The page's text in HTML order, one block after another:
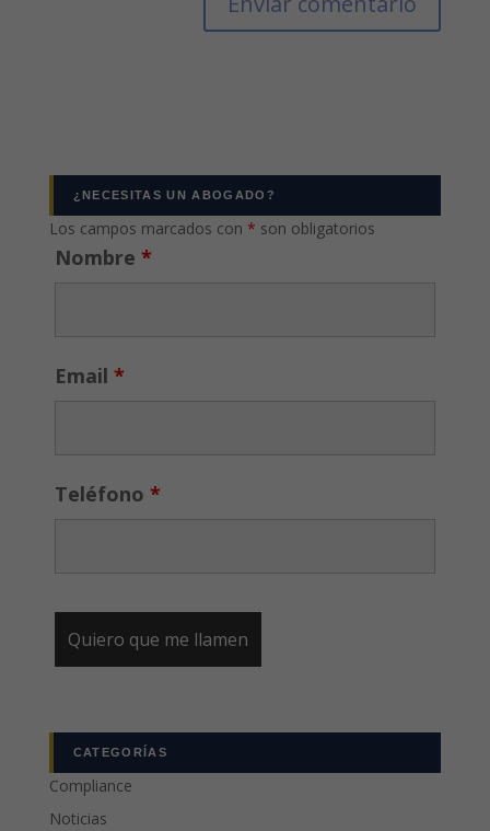
¿NECESITAS UN ABOGADO?
Los campos marcados con * son obligatorios
Nombre *
Email *
Teléfono *
CATEGORÍAS
Compliance
Noticias